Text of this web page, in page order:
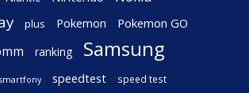
plus Pokemon Pokemon GO
ranking Samsung
smartfony speedtest speed test